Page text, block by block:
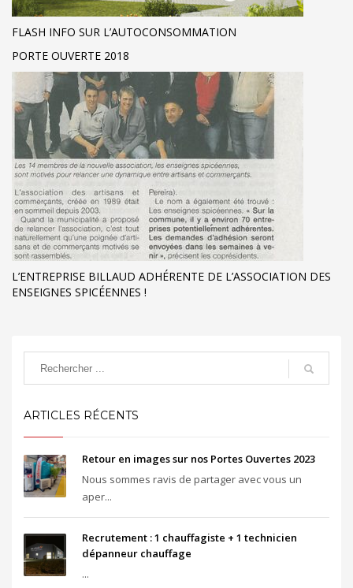
FLASH INFO SUR L’AUTOCONSOMMATION
PORTE OUVERTE 2018
L’ENTREPRISE BILLAUD ADHÉRENTE DE L’ASSOCIATION DES
ENSEIGNES SPICÉENNES !
ARTICLES RÉCENTS
Retour en images sur nos Portes Ouvertes 2023
Nous sommes ravis de partager avec vous un
aper...
Recrutement : 1 chauffagiste + 1 technicien
dépanneur chauffage
...